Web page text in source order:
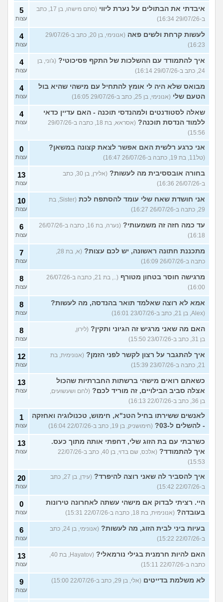
איבדתי את הבתולים על נערת ליווי
(סתם מישהו, בן 17, כתב
ב-29/07/26 16:34)
5
עצות
לעשות קרחת ולשים פאה
(אנונימי, בן 20, כתב ב-29/07/26
16:23)
4
עצות
איך להתמודד עם ההשלכות של התקף פסיכוטי? (ג'וני, בן
24, כתב ב-29/07/26 16:14)
4
עצות
מבואס שלא היה לי אומץ להתחיל עם מישהי שהיא בול
הטעם שלי (אנונימי, בן 25, כתב ב-29/07/26 16:05)
4
עצות
שאלה לסטודנטים ולמהנדסי תוכנה - האם עדיין כדאי
ללמוד הנדסת תוכנה?
(אסראא, בת 18, כתבה ב-29/07/26
15:56)
4
עצות
אני כרגע רלשית האם אפשר לצאת קצונה במשאן?
(טל11, בת 19, כתבה ב-26/07/26 16:47)
0
עצות
בחורה אובססיבית מה לעשות?
(אלירן, בן 30, כתב
ב-26/07/26 16:36)
13
עצות
אני חושדת שאח שלי עומד להסתפח לכת
(Sister, בת
29, כתבה ב-26/07/26 16:27)
10
עצות
עד כמה חזה זה משמעותי?
(נערה, בת 16, כתבה ב-26/07/26
16:18)
6
עצות
מתכננת חתונה ראשונה, יש לכם עצות?
(א, בת 28,
כתבה ב-26/07/26 16:09)
7
עצות
מרגישה חוסר בטחון מטורף
(.., בת 21, כתבה ב-26/07/26
16:00)
8
עצות
אמא לא רוצה שאלמד תואר בהנדסה, מה לעשות?
(Alex, בן 21, כתב ב-23/07/26 16:01)
8
עצות
האם מה שאני מרגיש זה הגיוני ותקין? (לירון,
בן 31, כתב ב-23/07/26 15:50)
8
עצות
איך להתגבר על רצון לקשר לפני הזמן? (אנונימית, בת
21, כתבה ב-23/07/26 15:39)
12
עצות
כשאתם רואים מישהי ברשתות החברתיות שהכול
אצלה סביב הבילויים, זה מוריד לכם? (לחם ושעשועים,
בן 36, כתב ב-22/07/26 16:13)
13
עצות
לאנשים ששירתו בחיל הטנ"א, חימוש, טכנולוגיה ואחזקה
- להשלים ל-03?
(חימושניק, בן 19, כתב ב-22/07/26 16:04)
1
עצות
כשרבתי עם בת הזוג שלי, דחפתי אותה מתוך כעס.
איך להתמודד?
(אלכס, שם בדוי, בן 40, כתב ב-22/07/26
15:53)
13
עצות
איך להסביר לה שאני רוצה להיפרד?
(עידן, בן 27, כתב
ב-22/07/26 15:42)
20
עצות
היי. רציתי לבדוק אם מישהי עשתה לאחרונה טירונות
בעובדה? (אנונימית, בת 18, כתבה ב-22/07/26 15:31)
0
עצות
בעיות ביני לבית הזוג, מה לעשות?
(אנונימי, בן 24, כתב
ב-22/07/26 15:22)
6
עצות
האם להיות חרמנית בגילי נורמאלי?
(Hayatov, בת 40,
כתבה ב-22/07/26 15:11)
13
עצות
לא משלמת בדייטים (אלי, בן 29, כתב ב-22/07/26 15:00) 9
עצות